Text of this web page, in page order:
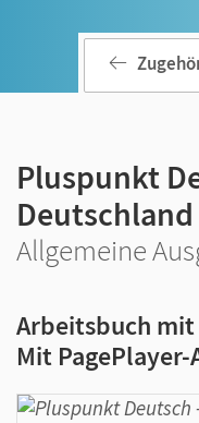
Pluspunkt
Deutschland
Allgemeine
Arbeitsbuch
Mit